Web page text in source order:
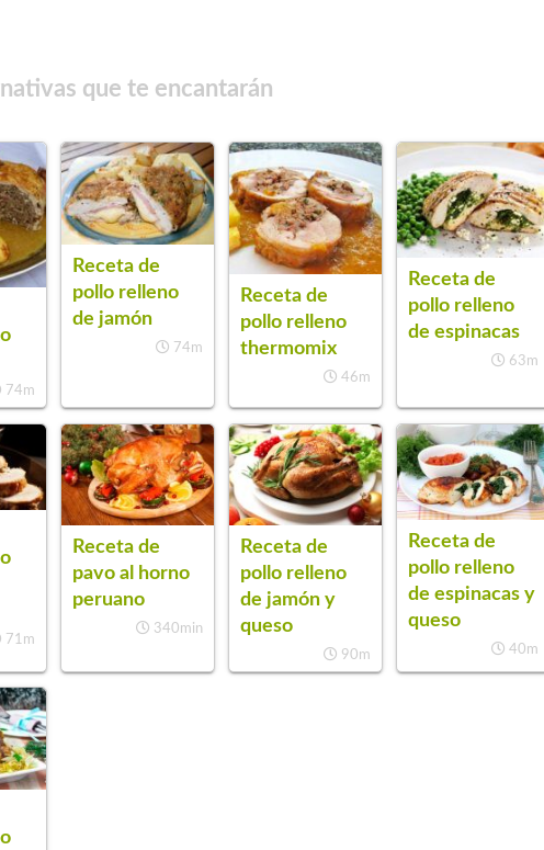
que te encantarán
74m
Receta de
pollo relleno
de jamón
74m
Receta de
pollo relleno
thermomix
46m
Receta de
pollo relleno
de espinacas
63m
71m
Receta de
pavo al horno
peruano
340min
Receta de
pollo relleno
de jamón y
queso
90m
Receta de
pollo relleno
de espinacas y
queso
40m